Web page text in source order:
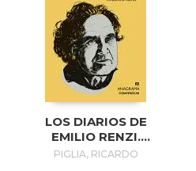
LOS DIARIOS DE
EMILIO RENZI.
AÑOS DE
PIGLIA, RICARDO